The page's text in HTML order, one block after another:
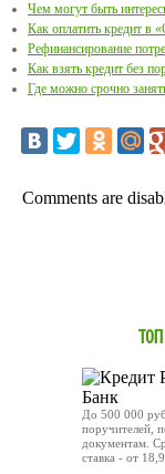
Чем могут быть
Как оплатить кредит в
Рефинансирование
Как взять кредит без
Где можно срочно
Comments are
До 500 000
поручителей,
документам.
ставка - от